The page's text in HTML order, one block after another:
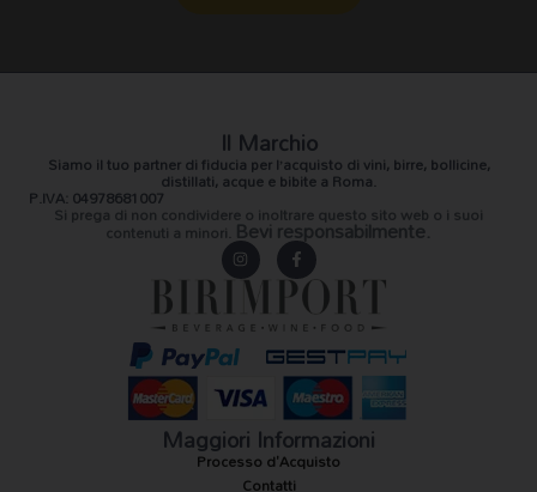
Il Marchio
Siamo il tuo partner di fiducia per l’acquisto di vini, birre, bollicine,
distillati, acque e bibite a Roma.
P.IVA: 04978681007
Si prega di non condividere o inoltrare questo sito web o i suoi
contenuti a minori. Bevi responsabilmente.
In
s
t
g
r
a
F
a
c
eb
o
o
k
-f
Maggiori Informazioni
Processo d'Acquisto
Contatti